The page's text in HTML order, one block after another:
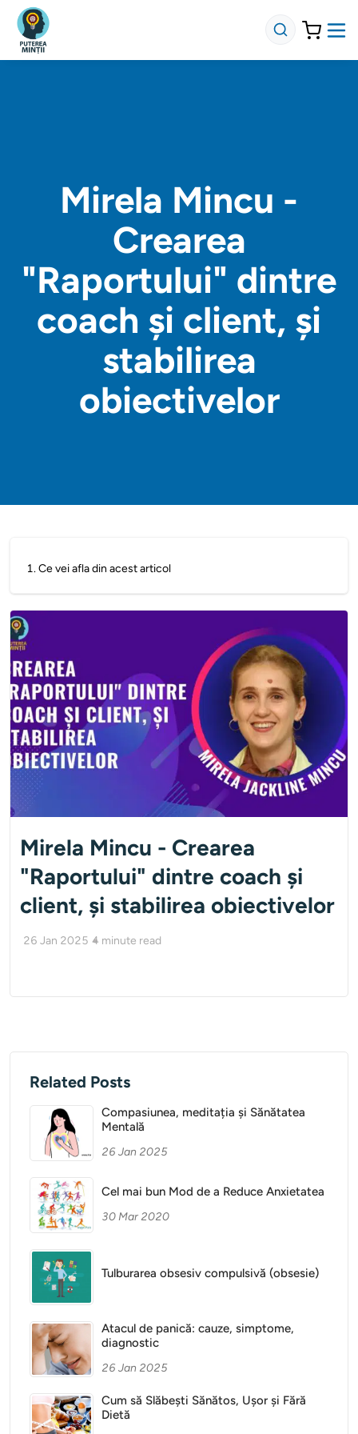
Mirela Mincu -
Crearea
"Raportului" dintre
coach și client, și
stabilirea
obiectivelor
1.Ce vei afla din acest articol
Mirela Mincu - Crearea
"Raportului" dintre coach și
client, și stabilirea obiectivelor
26 Jan 2025 4 minute read
Related Posts
Compasiunea, meditația și Sănătatea
Mentală
26 Jan 2025
Cel mai bun Mod de a Reduce Anxietatea
30 Mar 2020
Tulburarea obsesiv compulsivă (obsesie)
Atacul de panică: cauze, simptome,
diagnostic
26 Jan 2025
Cum să Slăbești Sănătos, Ușor și Fără
Dietă